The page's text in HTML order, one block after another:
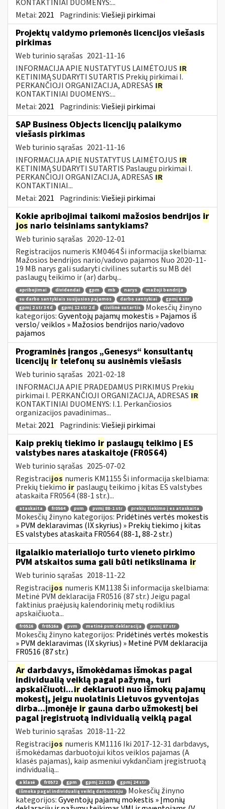
KONTAKTINIAI DUOMENYS:...
Metai: 2021 Pagrindinis:Viešieji pirkimai
Projektų valdymo priemonės licencijos viešasis
pirkimas
Web turinio sąrašas 2021-11-16
INFORMACIJA APIE NUSTATYTUS LAIMĖTOJUS IR
KETINIMĄ SUDARYTI SUTARTIS Prekių pirkimai I.
PERKANČIOJI ORGANIZACIJA, ADRESAS IR
KONTAKTINIAI DUOMENYS:...
Metai: 2021 Pagrindinis:Viešieji pirkimai
SAP Business Objects licencijų palaikymo
viešasis pirkimas
Web turinio sąrašas 2021-11-16
INFORMACIJA APIE NUSTATYTUS LAIMĖTOJUS IR
KETINIMĄ SUDARYTI SUTARTIS Paslaugų pirkimai I.
PERKANČIOJI ORGANIZACIJA, ADRESAS IR
KONTAKTINIAI...
Metai: 2021 Pagrindinis:Viešieji pirkimai
Kokie apribojimai taikomi mažosios bendrijos ir
jos nario teisiniams santykiams?
Web turinio sąrašas 2020-12-01
Registracijos numeris KM0464 Ši informacija skelbiama:
Mažosios bendrijos nario/vadovo pajamos Nuo 2020-11-
19 MB narys gali sudaryti civilines sutartis su MB dėl
paslaugų teikimo ir (ar) darbų...
apribojimai dividendai gpm mb narys
mažoji bendrija
su darbo santykiais susijusios pajamos
darbo santykiai
gpmį 6 str
gpmį 2 str 34 d
gpmį 12 str 2 d civilinė sutartis
Mokesčių žinyno
kategorijos:Gyventojų pajamų mokestis » Pajamos iš
verslo/ veiklos » Mažosios bendrijos nario/vadovo
pajamos
Programinės įrangos „Genesys“ konsultantų
licencijų ir telefonų su ausinėmis viešasis
Web turinio sąrašas 2021-02-18
INFORMACIJA APIE PRADEDAMUS PIRKIMUS Prekių
pirkimai I. PERKANČIOJI ORGANIZACIJA, ADRESAS IR
KONTAKTINIAI DUOMENYS: I.1. Perkančiosios
organizacijos pavadinimas...
Metai: 2021 Pagrindinis:Viešieji pirkimai
Kaip prekių tiekimo ir paslaugų teikimo į ES
valstybes nares ataskaitoje (FR0564)
Web turinio sąrašas 2025-07-02
Registracijos numeris KM1155 Ši informacija skelbiama:
Prekių tiekimo ir paslaugų teikimo į kitas ES valstybes
ataskaita FR0564 (88-1 str.)...
ataskaita fr0564 pvm pvmį 88-1 str prekių tiekimo į es ataskaita
Mokesčių žinyno kategorijos: Pridėtinės vertės mokestis
» PVM deklaravimas (IX skyrius) » Prekių tiekimo į kitas
ES valstybes ataskaita FR0564 (88-1, 88-2 str.)
ilgalaikio materialiojo turto vieneto pirkimo
PVM atskaitos suma gali būti netikslinama ir
Web turinio sąrašas 2018-11-22
Registracijos numeris KM1138 Ši informacija skelbiama:
Metinė PVM deklaracija FR0516 (87 str.) Jeigu pagal
faktinius praėjusių kalendorinių metų rodiklius
apskaičiuota...
fr0516 fr0516a pvm metinė pvm deklaracija pvmį 87 str
Mokesčių žinyno kategorijos: Pridėtinės vertės mokestis
» PVM deklaravimas (IX skyrius) » Metinė PVM deklaracija
FR0516 (87 str.)
Ar darbdavys, išmokėdamas išmokas pagal
individualią veiklą pagal pažymą, turi
apskaičiuoti...ir deklaruoti nuo išmokų pajamų
mokestį, jeigu nuolatinis Lietuvos gyventojas
dirba...įmonėje ir gauna darbo užmokestį bei
pagal įregistruotą individualią veiklą pagal
Web turinio sąrašas 2018-11-22
Registracijos numeris KM1116 Iki 2017-12-31 darbdavys,
išmokėdamas darbuotojui kitos veiklos pajamas (A
klasės pajamas), kaip asmeniui vykdančiam įregistruotą
individualią...
a klasė fr0572 gpm gpmį 22 str
gpmį 24 str
išmoka pagal individualią veiklą darbuotoju
Mokesčių žinyno
kategorijos:Gyventojų pajamų mokestis » Įmonių